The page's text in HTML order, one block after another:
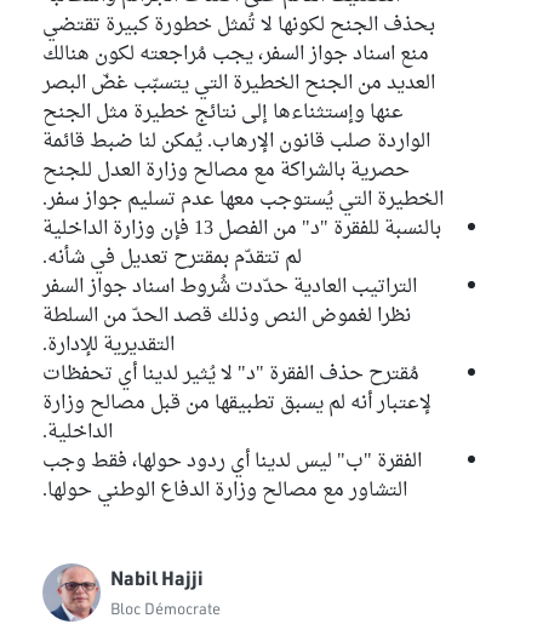
بحذف الجنح لكونها لا تُمثل خطورة كبيرة تقتضي
منع اسناد جواز السفر، يجب مُراجعته لكون هنالك
العديد من الجنح الخطيرة التي يتسبّب غضّ البصر
عنها وإستثناءها إلى نتائج خطيرة مثل الجنح
الواردة صلب قانون الإرهاب. يُمكن لنا ضبط قائمة
حصرية بالشراكة مع مصالح وزارة العدل للجنح
الخطيرة التي يُستوجب معها عدم تسليم جواز سفر.
بالنسبة للفقرة "د" من الفصل 13 فإن وزارة الداخلية
لم تتقدّم بمقترح تعديل في شأنه.
التراتيب العادية حدّدت شُروط اسناد جواز السفر
نظرا لغموض النص وذلك قصد الحدّ من السلطة
التقديرية للإدارة.
مُقترح حذف الفقرة "د" لا يُثير لدينا أي تحفظات
لإعتبار أنه لم يسبق تطبيقها من قبل مصالح وزارة
الداخلية.
الفقرة "ب" ليس لدينا أي ردود حولها، فقط وجب
التشاور مع مصالح وزارة الدفاع الوطني حولها.
Nabil Hajji
Bloc Démocrate